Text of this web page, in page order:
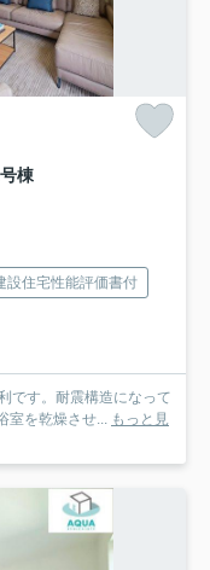
棟
設住宅性能評価書付
です。耐震構造になって
室を乾燥させ... もっと見